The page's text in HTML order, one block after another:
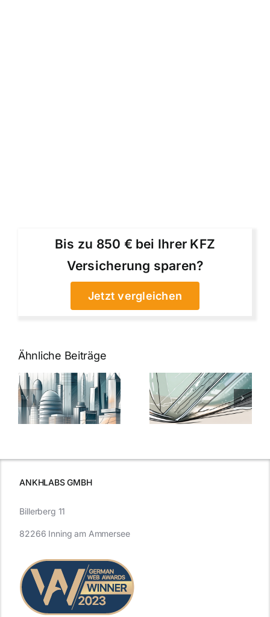
Bis zu 850 € bei Ihrer KFZ
Versicherung sparen?
Jetzt vergleichen
Ähnliche Beiträge
5 Gründe,
warum
Nanoversiegelung
auf Glas
7
Expertentipps
für maximale
ANKHLABS GMBH
Billerberg 11
82266 Inning am Ammersee